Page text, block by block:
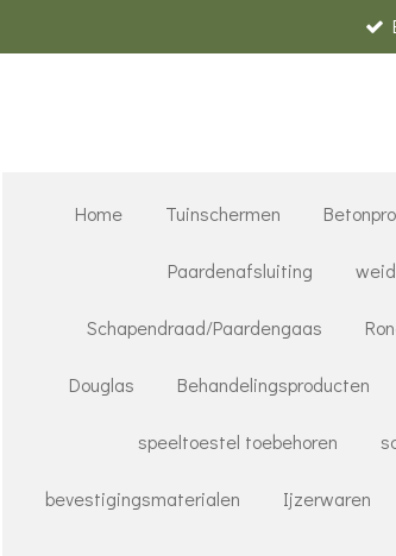
Home Tuinschermen
Paardenafsluiting
Schapendraad/Paardengaas
Douglas Behandelingsproducten
speeltoestel toebehoren
bevestigingsmaterialen Ijzerwaren